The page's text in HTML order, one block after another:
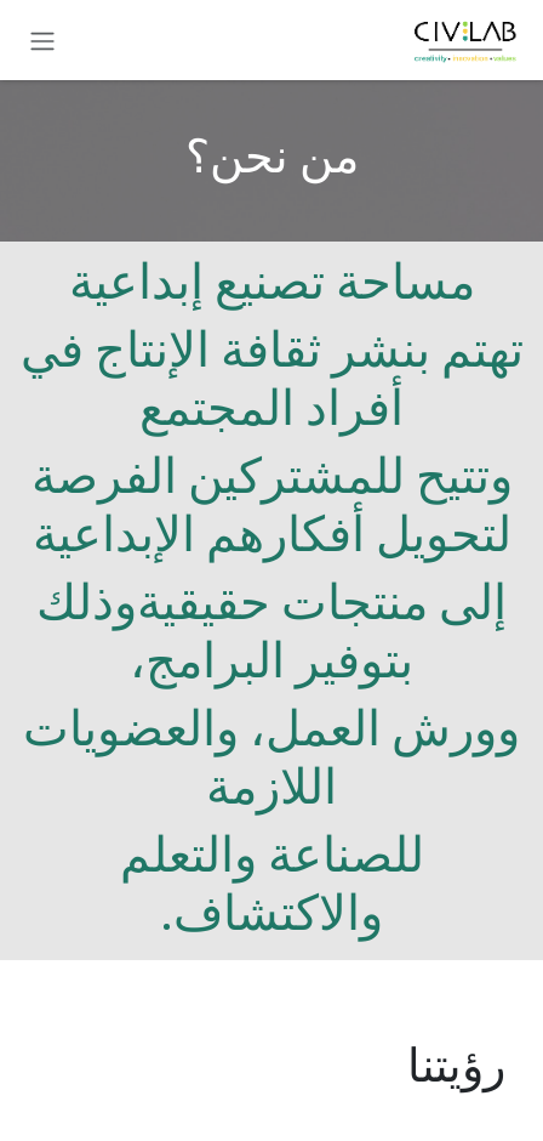
من نحن؟
مساحة تصنيع إبداعية
تهتم بنشر ثقافة الإنتاج في
أفراد المجتمع
وتتيح للمشتركين الفرصة
لتحويل أفكارهم الإبداعية
إلى منتجات حقيقيةوذلك
بتوفير البرامج،
وورش العمل، والعضويات
اللازمة
للصناعة والتعلم
والاكتشاف.
رؤيتنا